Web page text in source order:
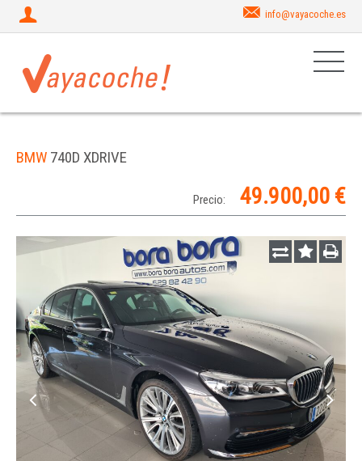
info@vayacoche.es
BMW 740D XDRIVE
Precio: 49.900,00 €